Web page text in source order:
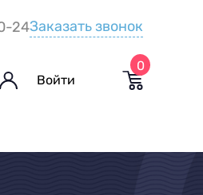
24Заказать звонок
Войти
0